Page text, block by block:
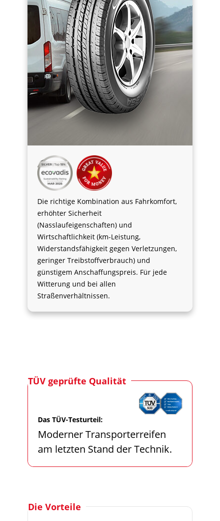
Die richtige Kombination aus Fahrkomfort,
erhöhter Sicherheit
(Nasslaufeigenschaften) und
Wirtschaftlichkeit (km-Leistung,
Widerstandsfähigkeit gegen Verletzungen,
geringer Treibstoffverbrauch) und
günstigem Anschaffungspreis. Für jede
Witterung und bei allen
Straßenverhältnissen.
TÜV geprüfte Qualität
Das TÜV-Testurteil:
Moderner Transporterreifen
am letzten Stand der Technik.
Die Vorteile